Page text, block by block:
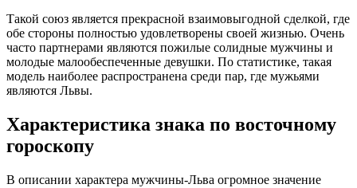
Такой союз является прекрасной взаимовыгодной сделкой, где
обе стороны полностью удовлетворены своей жизнью. Очень
часто партнерами являются пожилые солидные мужчины и
молодые малообеспеченные девушки. По статистике, такая
модель наиболее распространена среди пар, где мужьями
являются Львы.
Характеристика знака по восточному
гороскопу
В описании характера мужчины-Льва огромное значение